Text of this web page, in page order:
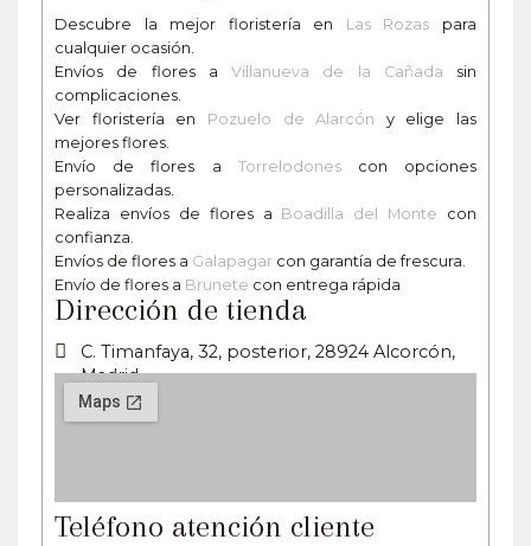
Descubre la mejor floristería en Las Rozas para
cualquier ocasión.
Envíos de flores a Villanueva de la Cañada sin
complicaciones.
Ver floristería en Pozuelo de Alarcón y elige las
mejores flores.
Envío de flores a Torrelodonescon opciones
personalizadas.
Realiza envíos de flores a Boadilla del Monte con
confianza.
Envíos de flores a Galapagar con garantía de frescura.
Envío de flores a Brunete con entrega rápida
Dirección de tienda
C. Timanfaya, 32, posterior, 28924 Alcorcón,
Madrid
Teléfono atención cliente